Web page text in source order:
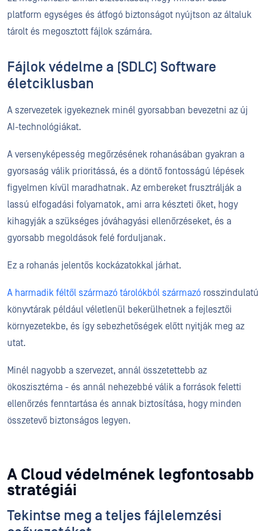
platform egységes és átfogó biztonságot nyújtson az általuk
tárolt és megosztott fájlok számára.
Fájlok védelme a (SDLC) Software
életciklusban
A szervezetek igyekeznek minél gyorsabban bevezetni az új
AI-technológiákat.
A versenyképesség megőrzésének rohanásában gyakran a
gyorsaság válik prioritássá, és a döntő fontosságú lépések
figyelmen kívül maradhatnak. Az embereket frusztrálják a
lassú elfogadási folyamatok, ami arra készteti őket, hogy
kihagyják a szükséges jóváhagyási ellenőrzéseket, és a
gyorsabb megoldások felé forduljanak.
Ez a rohanás jelentős kockázatokkal járhat.
A harmadik féltől származó tárolókból származó rosszindulatú
könyvtárak például véletlenül bekerülhetnek a fejlesztői
környezetekbe, és így sebezhetőségek előtt nyitják meg az
utat.
Minél nagyobb a szervezet, annál összetettebb az
ökoszisztéma - és annál nehezebbé válik a források feletti
ellenőrzés fenntartása és annak biztosítása, hogy minden
összetevő biztonságos legyen.
A Cloud védelmének legfontosabb
stratégiái
Tekintse meg a teljes fájlelemzési